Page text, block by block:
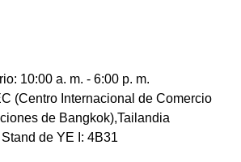
10:00 a. m. - 6:00 p. m.
(Centro Internacional de Comercio
de Bangkok),Tailandia
Stand de YE I: 4B31